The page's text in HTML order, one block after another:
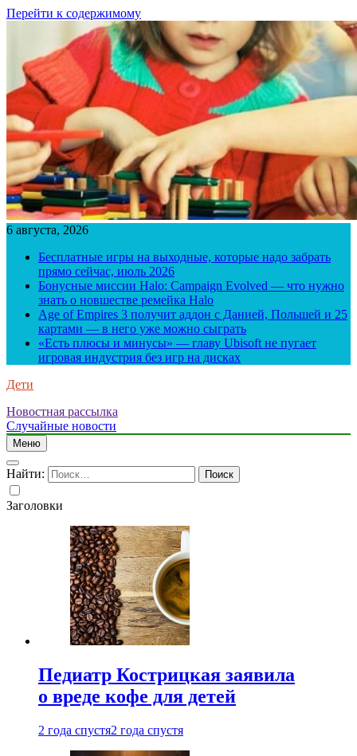
Перейти к содержимому
6 августа, 2026
Бесплатные игры на выходные, которые надо забрать
прямо сейчас, июль 2026
Бонусные миссии Halo: Campaign Evolved — что нужно
знать о новшестве ремейка Halo
Age of Empires 3 получит аддон с Данией, Польшей и 25
картами — в него уже можно сыграть
«Есть плюсы и минусы» — главу Ubisoft не пугает
игровая индустрия без игр на дисках
Дети
Новостная рассылка
Случайные новости
Меню
Найти:
Заголовки
Педиатр Кострицкая заявила
о вреде кофе для детей
2 года спустя2 года спустя